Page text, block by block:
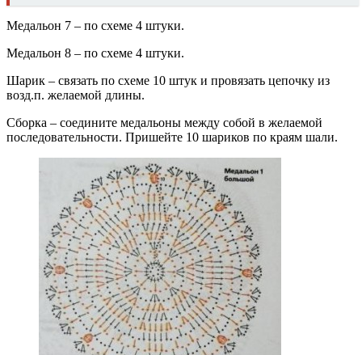
Медальон 7 – по схеме 4 штуки.
Медальон 8 – по схеме 4 штуки.
Шарик – связать по схеме 10 штук и провязать цепочку из
возд.п. желаемой длины.
Сборка – соедините медальоны между собой в желаемой
последовательности. Пришейте 10 шариков по краям шали.